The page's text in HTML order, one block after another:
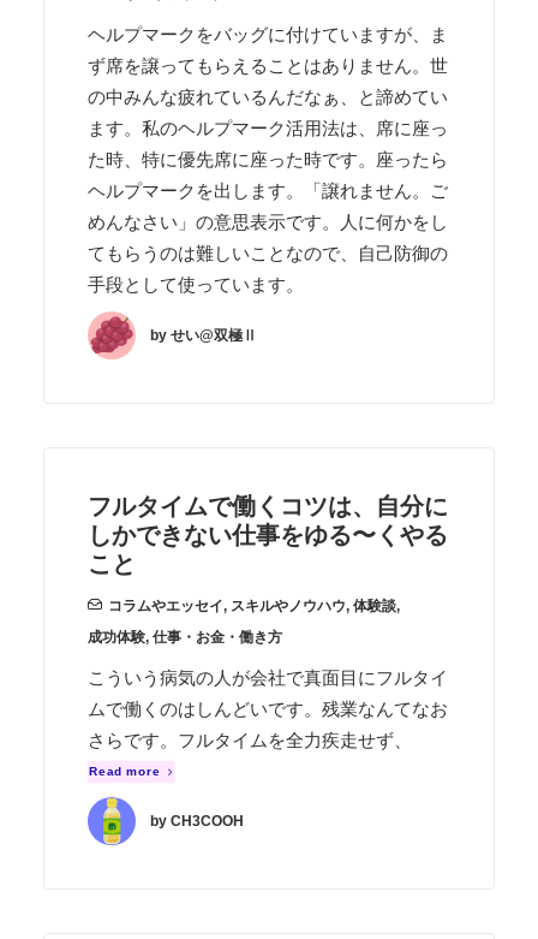
ヘルプマークをバッグに付けていますが、ま
ず席を譲ってもらえることはありません。世
の中みんな疲れているんだなぁ、と諦めてい
ます。私のヘルプマーク活用法は、席に座っ
た時、特に優先席に座った時です。座ったら
ヘルプマークを出します。「譲れません。ご
めんなさい」の意思表示です。人に何かをし
てもらうのは難しいことなので、自己防御の
手段として使っています。
by せい@双極Ⅱ
フルタイムで働くコツは、自分に
しかできない仕事をゆる〜くやる
こと
コラムやエッセイ, スキルやノウハウ, 体験談,
成功体験, 仕事・お金・働き方
こういう病気の人が会社で真面目にフルタイ
ムで働くのはしんどいです。残業なんてなお
さらです。フルタイムを全力疾走せず、
Read more
by CH3COOH